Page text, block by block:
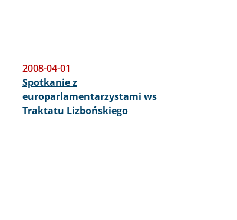
2008-04-01
Spotkanie z
europarlamentarzystami ws
Traktatu Lizbońskiego